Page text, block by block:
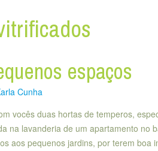
espaços
Cunha
vocês duas hortas de temperos,
na lavanderia de um apartamento no
aos pequenos jardins, por terem